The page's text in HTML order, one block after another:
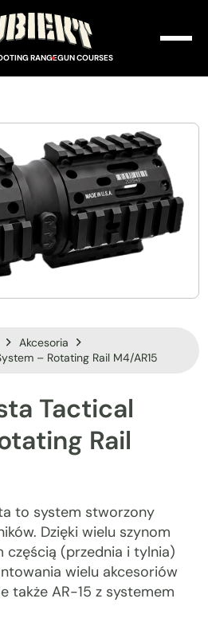
RANGEGUN COURSES
Akcesoria
– Rotating Rail M4/AR15
Tactical
Rail
to system stworzony
Dzięki wielu szynom
(przednia i tylnia)
wielu akcesoriów
także AR-15 z systemem